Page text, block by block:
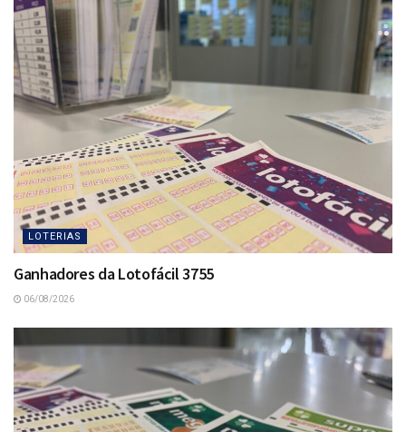
LOTERIAS
Ganhadores da Lotofácil 3755
06/08/2026